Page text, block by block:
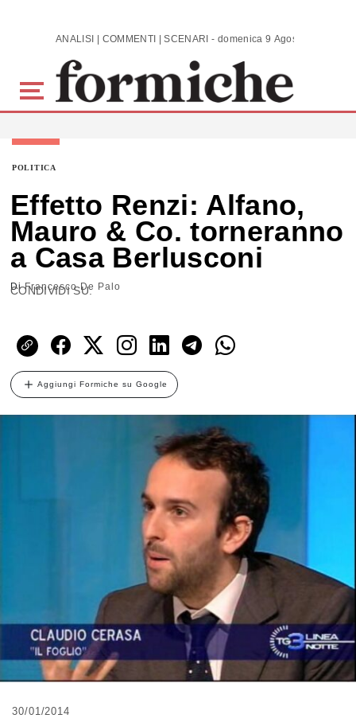
Skip to main content ANALISI | COMMENTI | SCENARI - domenica 9 Agosto 2026
POLITICA
Effetto Renzi: Alfano,
Mauro & Co. torneranno
a Casa Berlusconi
DiFrancesco De Palo
CONDIVIDI SU:
Aggiungi Formiche su Google
30/01/2014